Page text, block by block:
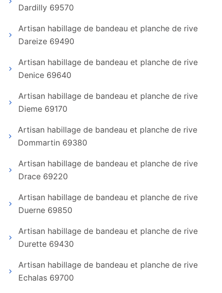
Dardilly 69570
Artisan habillage de bandeau et planche de rive
Dareize 69490
Artisan habillage de bandeau et planche de rive
Denice 69640
Artisan habillage de bandeau et planche de rive
Dieme 69170
Artisan habillage de bandeau et planche de rive
Dommartin 69380
Artisan habillage de bandeau et planche de rive
Drace 69220
Artisan habillage de bandeau et planche de rive
Duerne 69850
Artisan habillage de bandeau et planche de rive
Durette 69430
Artisan habillage de bandeau et planche de rive
Echalas 69700